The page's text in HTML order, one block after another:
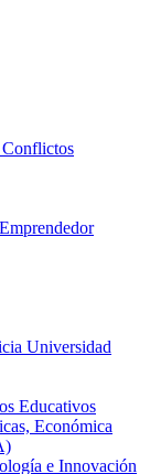
Universidad
Educativos
Económica
e Innovación